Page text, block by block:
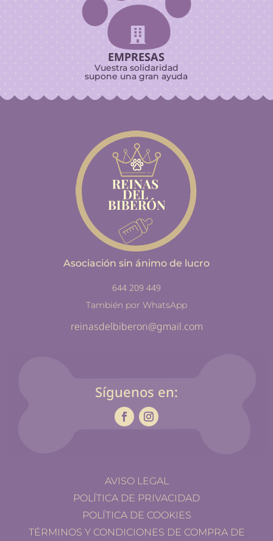

EMPRESAS
Vuestra solidaridad
supone una gran ayuda
Asociación sin ánimo de lucro
644 209 449
También por WhatsApp
reinasdelbiberon@gmail.com
Síguenos en:
AVISO LEGAL
POLÍTICA DE PRIVACIDAD
POLÍTICA DE COOKIES
TÉRMINOS Y CONDICIONES DE COMPRA DE